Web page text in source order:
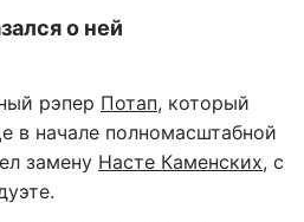
о ней
рэпер Потап, который
в начале полномасштабной
замену Насте Каменских, с